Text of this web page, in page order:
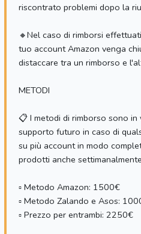
riscontrato problemi dopo la
🔸Nel caso di rimborsi
tuo account Amazon venga
distaccare tra un rimborso e
METODI
📋 I metodi di rimborso sono
supporto futuro in caso di
su più account in modo
prodotti anche
▫️ Metodo Amazon: 1500€
▫️ Metodo Zalando e Asos:
▫️ Prezzo per entrambi: 2250€